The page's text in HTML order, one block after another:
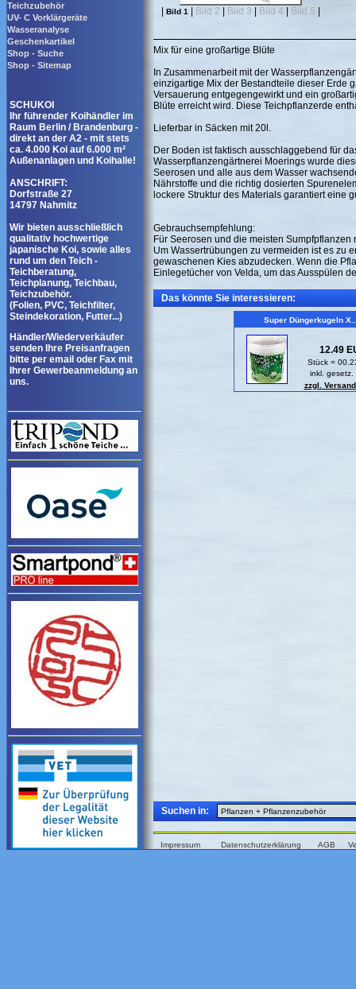
Teichzubehör
UV- C Vorklärgeräte
Wasseranalyse
Geschenkartikel
Shop - Suche
Shop - Sitemap
SCHUKOI
Ihr führender Koihändler im
Raum Berlin / Brandenburg -
direkt an der A2 - mit stets
ca. 4.000 Koi auf 6.000 m²
Außenanlagen und Koihalle!
ANSCHRIFT:
Dorfstraße 27
14797 Nahmitz
Wir bieten ausschließlich
qualitativ hochwertige
japanische Koi, sowie alles
rund um den Teich -
Teichberatung,
Teichplanung, Teichbau,
Teichzubehör.
(Folien, PVC, Teichfilter,
Steindekoration, Futter...)
Händler/Wiederverkäufer
senden Ihre Preisanfragen
bitte per email oder Fax mit
Ihrer Gewerbeanmeldung an
uns.
Bild 1 Bild 2 Bild 3 Bild 4 Bild 5
Mix für eine großartige Blüte
In Zusammenarbeit mit der
einzigartige Mix der Bestandteile dieser Erde
Versauerung entgegengewirkt und ein
Blüte erreicht wird. Diese Teichpflanzerde
Lieferbar in Säcken mit 20l.
Der Boden ist faktisch ausschlaggebend für
Wasserpflanzengärtnerei Moerings wurde
Seerosen und alle aus dem Wasser
Nährstoffe und die richtig dosierten
lockere Struktur des Materials garantiert eine
Gebrauchsempfehlung:
Für Seerosen und die meisten
Um Wassertrübungen zu vermeiden ist es zu
gewaschenen Kies abzudecken. Wenn die
Einlegetücher von Velda, um das Ausspülen
Das könnte Sie interessieren:
Super Düngerkugeln
12.49
Stück =
inkl. gesetz.
zzgl.
Suchen in:
Impressum Datenschutzerklärung AGB